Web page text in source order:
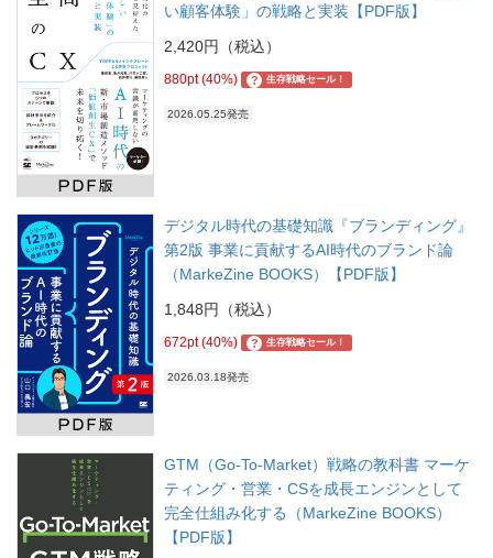
い顧客体験」の戦略と実装【PDF版】
2,420円（税込）
880pt (40%) ? 生存戦略セール！
2026.05.25発売
デジタル時代の基礎知識『ブランディング』
第2版 事業に貢献するAI時代のブランド論
（MarkeZine BOOKS）【PDF版】
1,848円（税込）
672pt (40%) ? 生存戦略セール！
2026.03.18発売
GTM（Go-To-Market）戦略の教科書 マーケ
ティング・営業・CSを成長エンジンとして
完全仕組み化する（MarkeZine BOOKS）
【PDF版】